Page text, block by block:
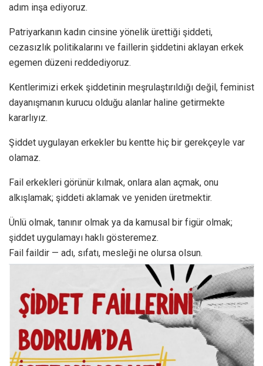
adım inşa ediyoruz.
Patriyarkanın kadın cinsine yönelik ürettiği şiddeti,
cezasızlık politikalarını ve faillerin şiddetini aklayan erkek
egemen düzeni reddediyoruz.
Kentlerimizi erkek şiddetinin meşrulaştırıldığı değil, feminist
dayanışmanın kurucu olduğu alanlar haline getirmekte
kararlıyız.
Şiddet uygulayan erkekler bu kentte hiç bir gerekçeyle var
olamaz.
Fail erkekleri görünür kılmak, onlara alan açmak, onu
alkışlamak; şiddeti aklamak ve yeniden üretmektir.
Ünlü olmak, tanınır olmak ya da kamusal bir figür olmak;
şiddet uygulamayı haklı gösteremez.
Fail faildir — adı, sıfatı, mesleği ne olursa olsun.